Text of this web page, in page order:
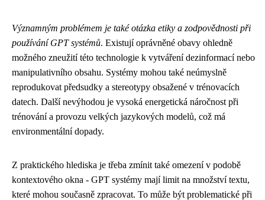
Významným problémem je také otázka etiky a zodpovědnosti při
používání GPT systémů. Existují oprávněné obavy ohledně
možného zneužití této technologie k vytváření dezinformací nebo
manipulativního obsahu. Systémy mohou také neúmyslně
reprodukovat předsudky a stereotypy obsažené v trénovacích
datech. Další nevýhodou je vysoká energetická náročnost při
trénování a provozu velkých jazykových modelů, což má
environmentální dopady.
Z praktického hlediska je třeba zmínit také omezení v podobě
kontextového okna - GPT systémy mají limit na množství textu,
které mohou současně zpracovat. To může být problematické při